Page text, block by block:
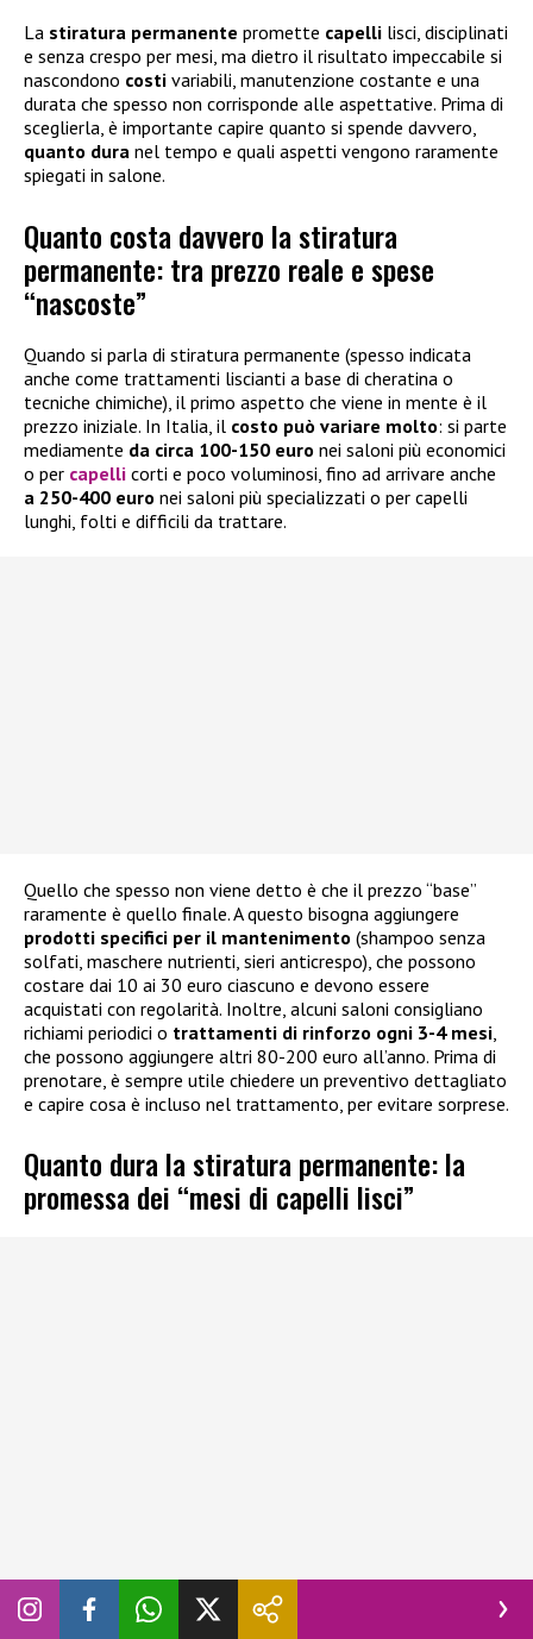
La stiratura permanente promette capelli lisci, disciplinati
e senza crespo per mesi, ma dietro il risultato impeccabile si
nascondono costi variabili, manutenzione costante e una
durata che spesso non corrisponde alle aspettative. Prima di
sceglierla, è importante capire quanto si spende davvero,
quanto dura nel tempo e quali aspetti vengono raramente
spiegati in salone.
Quanto costa davvero la stiratura
permanente: tra prezzo reale e spese
“nascoste”
Quando si parla di stiratura permanente (spesso indicata
anche come trattamenti liscianti a base di cheratina o
tecniche chimiche), il primo aspetto che viene in mente è il
prezzo iniziale. In Italia, il costo può variare molto: si parte
mediamente da circa 100-150 euro nei saloni più economici
o per capelli corti e poco voluminosi, fino ad arrivare anche
a 250-400 euro nei saloni più specializzati o per capelli
lunghi, folti e difficili da trattare.
Quello che spesso non viene detto è che il prezzo “base”
raramente è quello finale. A questo bisogna aggiungere
prodotti specifici per il mantenimento (shampoo senza
solfati, maschere nutrienti, sieri anticrespo), che possono
costare dai 10 ai 30 euro ciascuno e devono essere
acquistati con regolarità. Inoltre, alcuni saloni consigliano
richiami periodici o trattamenti di rinforzo ogni 3-4 mesi
che possono aggiungere altri 80-200 euro all’anno. Prima di
prenotare, è sempre utile chiedere un preventivo dettagliato
e capire cosa è incluso nel trattamento, per evitare sorprese.
Quanto dura la stiratura permanente: la
promessa dei “mesi di capelli lisci”